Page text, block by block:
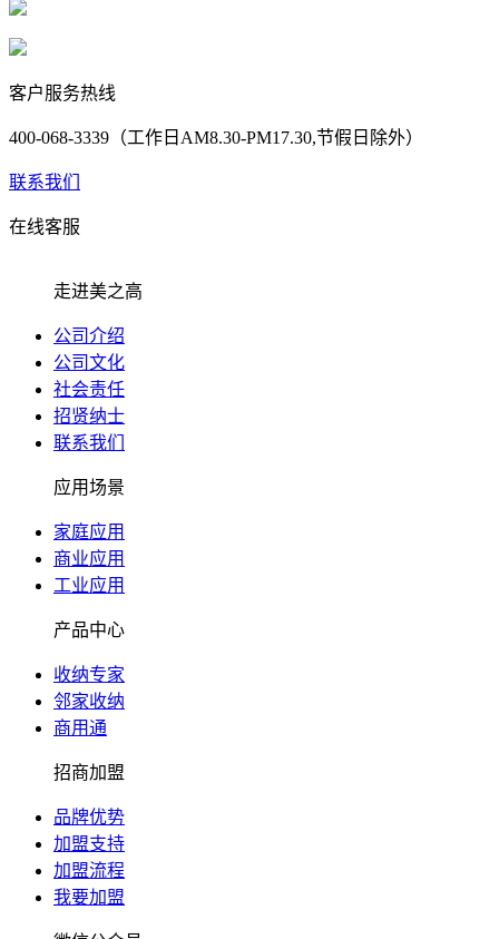
客户服务热线
400-068-3339（工作日AM8.30-PM17.30,节假日除外）
联系我们
在线客服
走进美之高
公司介绍
公司文化
社会责任
招贤纳士
联系我们
应用场景
家庭应用
商业应用
工业应用
产品中心
收纳专家
邻家收纳
商用通
招商加盟
品牌优势
加盟支持
加盟流程
我要加盟